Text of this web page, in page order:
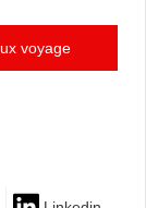
voyage